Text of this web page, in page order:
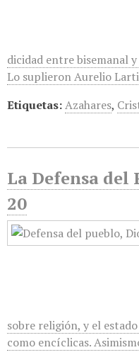
dicidad entre bisemanal
Lo suplieron Aurelio
Etiquetas:Azahares,
La Defensa del
20
sobre religión, y el
como encíclicas.